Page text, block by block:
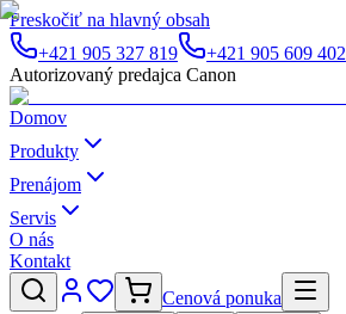
Preskočiť na hlavný obsah
+421 905 327 819
+421 905 609 402
Autorizovaný predajca Canon
Domov
Produkty
Prenájom
Servis
O nás
Kontakt
Cenová ponuka